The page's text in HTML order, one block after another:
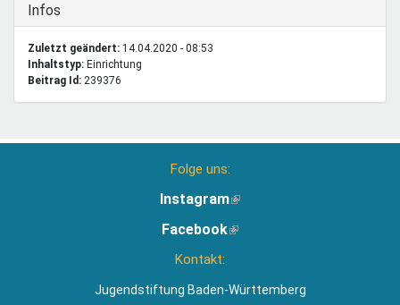
Ausblenden
Infos
Zuletzt geändert: 14.04.2020 - 08:53
Inhaltstyp:
einrichtung
Beitrag Id: 239376
Folge uns:
Instagram(Link
extern)
Facebook(Link
Kontakt:
Jugendstiftung Baden-Württemberg